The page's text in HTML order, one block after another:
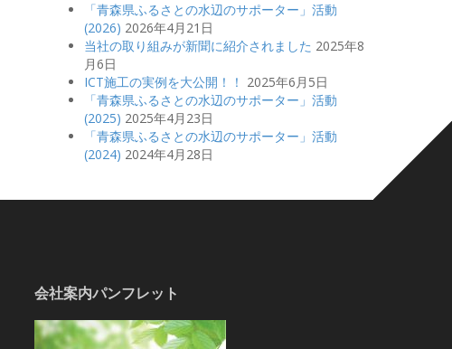
「青森県ふるさとの水辺のサポーター」活動
(2026) 2026年4月21日
当社の取り組みが新聞に紹介されました 2025年8
月6日
ICT施工の実例を大公開！！ 2025年6月5日
「青森県ふるさとの水辺のサポーター」活動
(2025) 2025年4月23日
「青森県ふるさとの水辺のサポーター」活動
(2024) 2024年4月28日
会社案内パンフレット